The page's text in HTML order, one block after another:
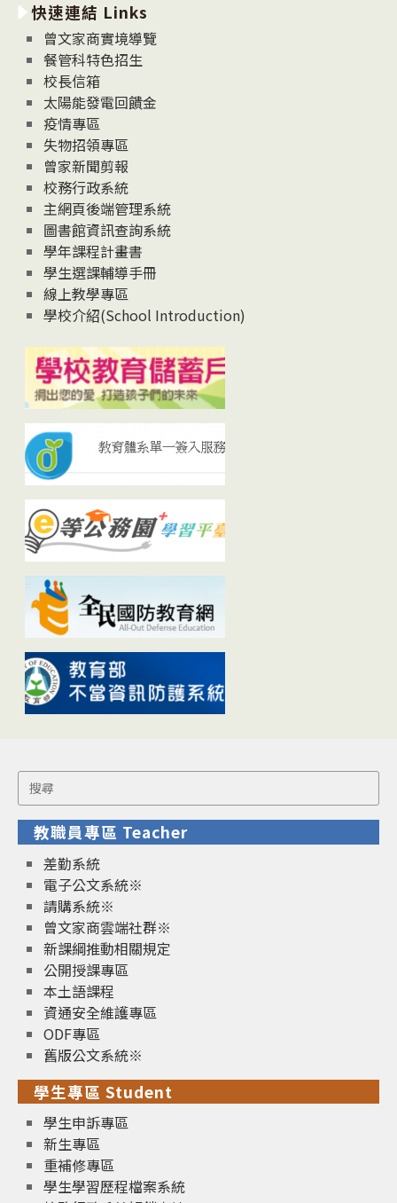
消
息
News
快速連結 Links
曾文家商實境導覽
餐管科特色招生
校長信箱
太陽能發電回饋金
疫情專區
失物招領專區
曾家新聞剪報
校務行政系統
主網頁後端管理系統
圖書館資訊查詢系統
學年課程計畫書
學生選課輔導手冊
線上教學專區
學校介紹(School Introduction)
Search
for:
教職員專區 Teacher
差勤系統
電子公文系統※
請購系統※
曾文家商雲端社群※
新課綱推動相關規定
公開授課專區
本土語課程
資通安全維護專區
ODF專區
舊版公文系統※
學生專區 Student
學生申訴專區
新生專區
重補修專區
學生學習歷程檔案系統